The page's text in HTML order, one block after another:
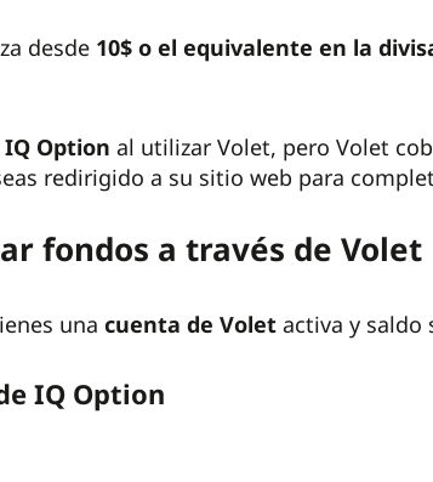
desde 10$ o el equivalente en la
Option al utilizar Volet, pero Volet
redirigido a su sitio web para
fondos a través de Volet
una cuenta de Volet activa y
IQ Option